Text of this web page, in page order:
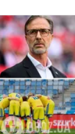
по
Реброва.